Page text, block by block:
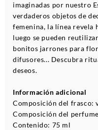
imaginadas por nuestro
verdaderos objetos de
femenina, la línea revela
luego se pueden
bonitos jarrones para
difusores... Descubra
deseos.
Información adicional
Composición del frasco:
Composición del
Contenido: 75 ml